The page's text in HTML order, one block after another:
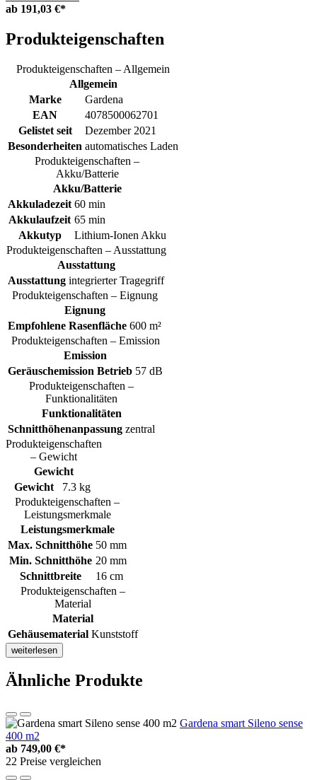
ab 191,03 €*
Produkteigenschaften
Produkteigenschaften – Allgemein
Allgemein
Marke
Gardena
EAN
4078500062701
Gelistet seit
Dezember 2021
Besonderheiten automatisches Laden
Produkteigenschaften –
Akku/Batterie
Akku/Batterie
Akkuladezeit 60 min
Akkulaufzeit 65 min
Akkutyp
Lithium-Ionen Akku
Produkteigenschaften – Ausstattung
Ausstattung
Ausstattung integrierter Tragegriff
Produkteigenschaften – Eignung
Eignung
Empfohlene Rasenfläche 600 m²
Produkteigenschaften – Emission
Emission
Geräuschemission Betrieb 57 dB
Produkteigenschaften –
Funktionalitäten
Funktionalitäten
Schnitthöhenanpassung zentral
Produkteigenschaften
– Gewicht
Gewicht
Gewicht
7.3 kg
Produkteigenschaften –
Leistungsmerkmale
Leistungsmerkmale
Max. Schnitthöhe 50 mm
Min. Schnitthöhe 20 mm
Schnittbreite
16 cm
Produkteigenschaften –
Material
Material
Gehäusematerial Kunststoff
weiterlesen
Ähnliche Produkte
Gardena smart Sileno sense
400 m2
ab 749,00 €*
22 Preise vergleichen